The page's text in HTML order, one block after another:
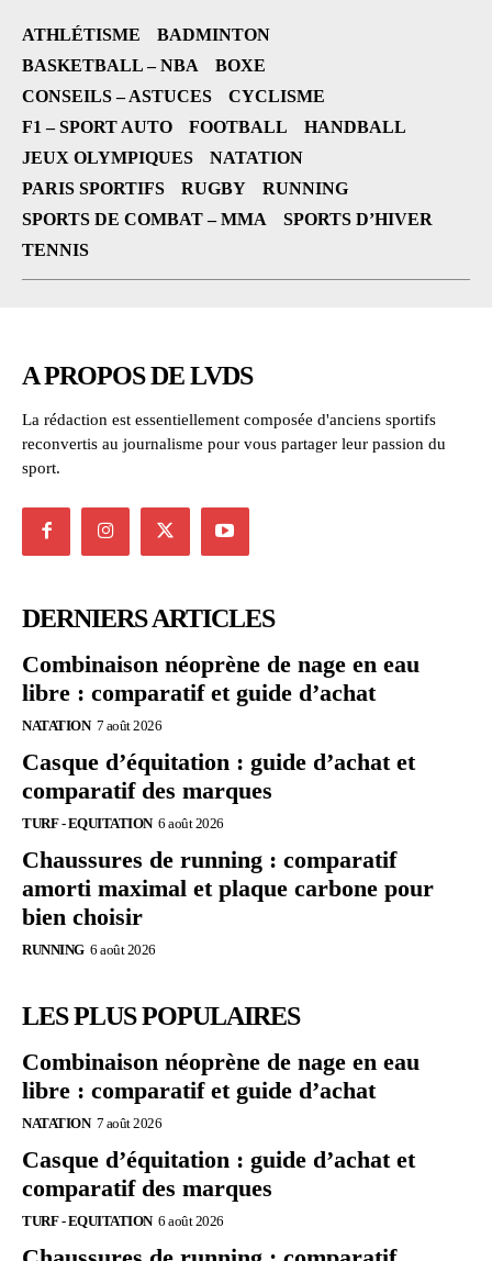
ATHLÉTISME
BADMINTON
BASKETBALL – NBA
BOXE
CONSEILS – ASTUCES
CYCLISME
F1 – SPORT AUTO
FOOTBALL
HANDBALL
JEUX OLYMPIQUES
NATATION
PARIS SPORTIFS
RUGBY
RUNNING
SPORTS DE COMBAT – MMA
SPORTS D’HIVER
TENNIS
A PROPOS DE LVDS
La rédaction est essentiellement composée d'anciens sportifs
reconvertis au journalisme pour vous partager leur passion du
sport.
DERNIERS ARTICLES
Combinaison néoprène de nage en eau
libre : comparatif et guide d’achat
NATATION 7 août 2026
Casque d’équitation : guide d’achat et
comparatif des marques
TURF - EQUITATION 6 août 2026
Chaussures de running : comparatif
amorti maximal et plaque carbone pour
bien choisir
RUNNING 6 août 2026
LES PLUS POPULAIRES
Combinaison néoprène de nage en eau
libre : comparatif et guide d’achat
NATATION 7 août 2026
Casque d’équitation : guide d’achat et
comparatif des marques
TURF - EQUITATION 6 août 2026